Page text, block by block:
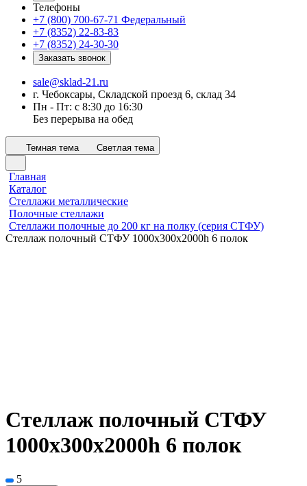
Телефоны
+7 (800) 700-67-71 Федеральный
+7 (8352) 22-83-83
+7 (8352) 24-30-30
Заказать звонок
sale@sklad-21.ru
г. Чебоксары, Складской проезд 6, склад 34
Пн - Пт: с 8:30 до 16:30
Без перерыва на обед
Темная тема Светлая тема
Главная
Каталог
Стеллажи металлические
Полочные стеллажи
Стеллажи полочные до 200 кг на полку (серия СТФУ)
Стеллаж полочный СТФУ 1000х300x2000h 6 полок
Стеллаж полочный СТФУ
1000х300x2000h 6 полок
5